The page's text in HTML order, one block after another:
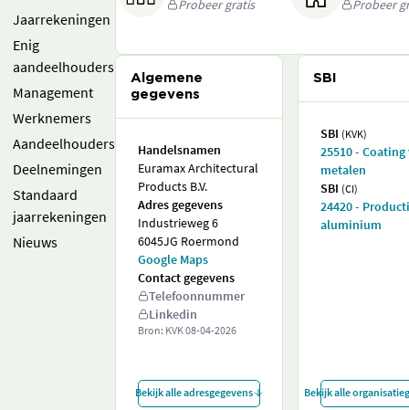
Jaarrekeningen
Enig
aandeelhouders
Management
Werknemers
Aandeelhouders
Deelnemingen
Standaard
jaarrekeningen
Nieuws
Probeer gratis
Probeer
Algemene
gegevens
Handelsnamen
Euramax Architectural
Products B.V.
Adres gegevens
Industrieweg 6
6045JG Roermond
Google Maps
Contact gegevens
Telefoonnummer
Linkedin
Bron: KVK08-04-2026
Bekijk alle adresgegevens
SBI
SBI (KVK)
25510 - Coating
metalen
SBI (CI)
24420 -
aluminium
Bekijk alle